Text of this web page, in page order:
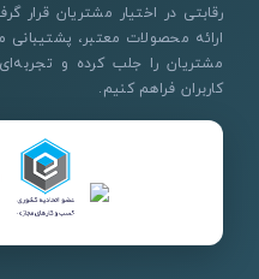
رقابتی در اختیار مشتریان قرار
ارائه محصولات معتبر،
مشتریان را جلب کرده و
کاربران فراهم کنیم.